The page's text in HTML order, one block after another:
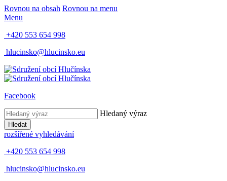
Rovnou na obsah Rovnou na menu
Menu
+420 553 654 998
hlucinsko@hlucinsko.eu
Facebook
Hledaný výraz
Hledat
rozšířené vyhledávání
+420 553 654 998
hlucinsko@hlucinsko.eu